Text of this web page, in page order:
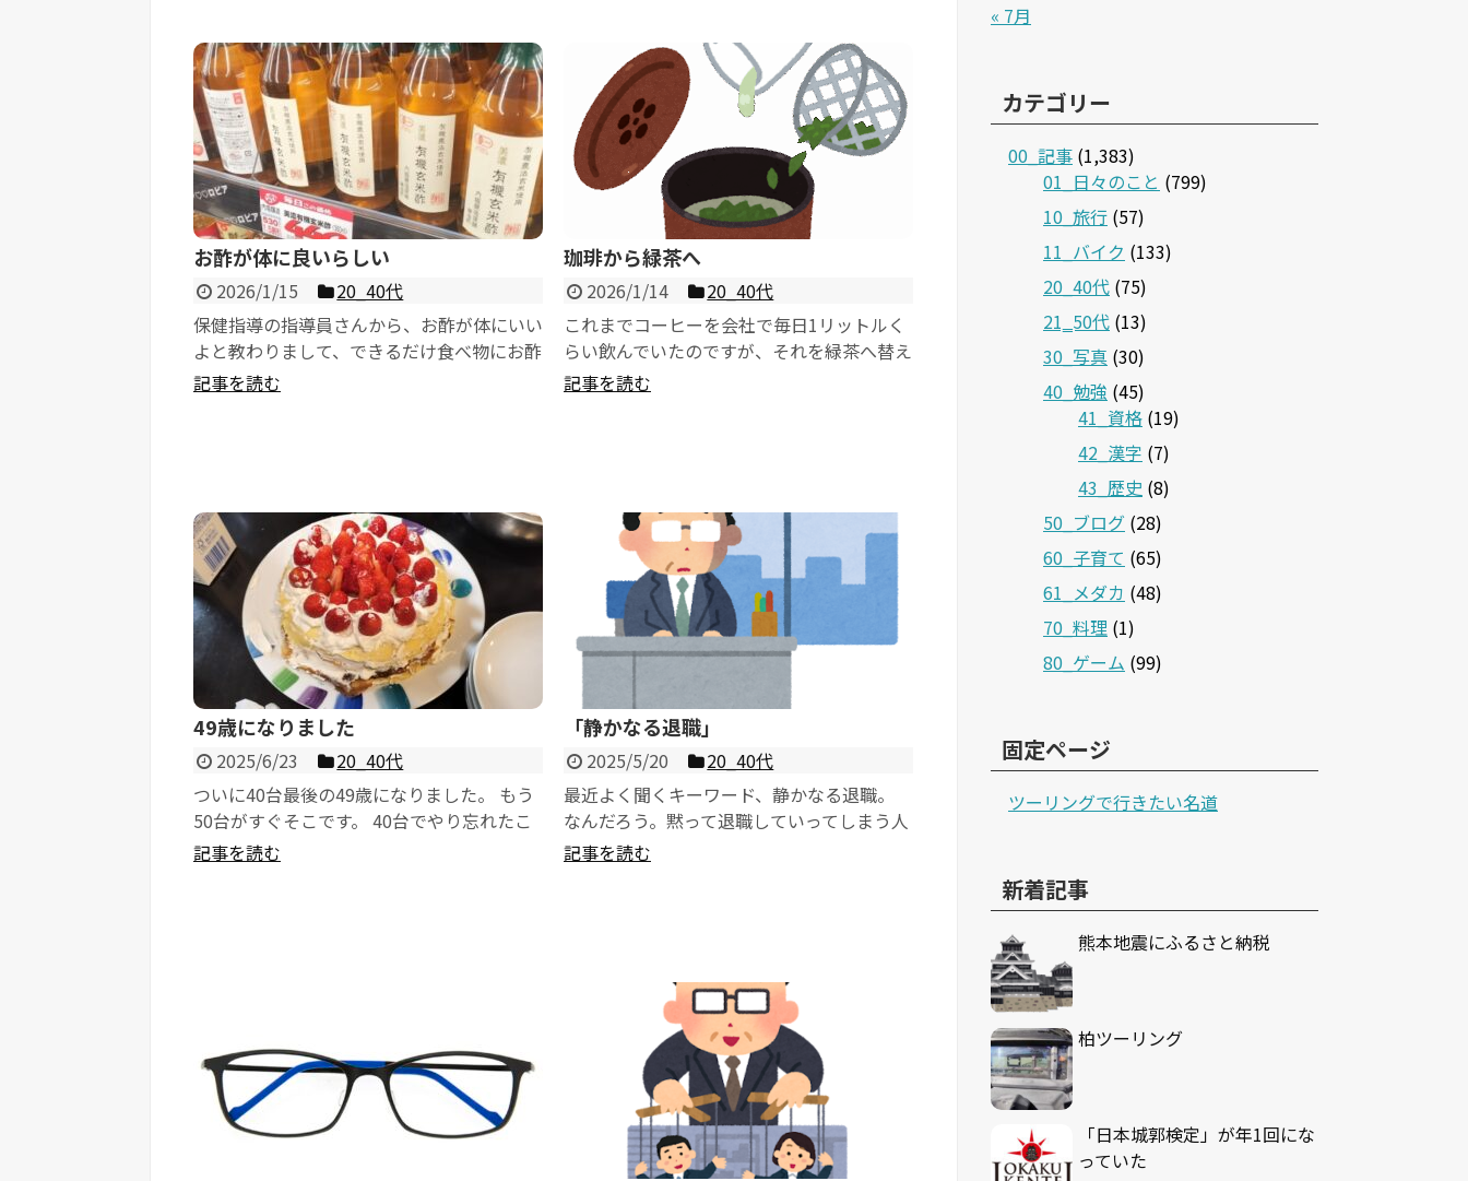
お酢が体に良いらしい
2026/1/15
20_40代
保健指導の指導員さんから、お酢が体にいい
よと教わりまして、できるだけ食べ物にお酢
をかけるようにといった指導を受けました。
記事を読む
珈琲から緑茶へ
2026/1/14
20_40代
これまでコーヒーを会社で毎日1リットルく
らい飲んでいたのですが、それを緑茶へ替え
てみました。 コーヒー豆が値上がりして高
記事を読む
49歳になりました
2025/6/23
20_40代
ついに40台最後の49歳になりました。 もう
50台がすぐそこです。 40台でやり忘れたこ
とがないか、いろ...
記事を読む
「静かなる退職」
2025/5/20
20_40代
最近よく聞くキーワード、静かなる退職。
なんだろう。黙って退職していってしまう人
のことかなと思ったのですが、どうやら会...
記事を読む
« 7月
カテゴリー
00_記事 (1,383)
01_日々のこと (799)
10_旅行 (57)
11_バイク (133)
20_40代 (75)
21‗50代 (13)
30_写真 (30)
40_勉強 (45)
41_資格 (19)
42_漢字 (7)
43_歴史 (8)
50_ブログ (28)
60_子育て (65)
61_メダカ (48)
70_料理 (1)
80_ゲーム (99)
固定ページ
ツーリングで行きたい名道
新着記事
熊本地震にふるさと納税
柏ツーリング
「日本城郭検定」が年1回にな
っていた